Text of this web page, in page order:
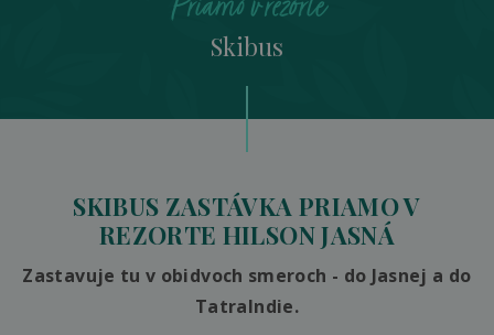
Priamo v rezorte
Skibus
SKIBUS ZASTÁVKA PRIAMO V
REZORTE HILSON JASNÁ
Zastavuje tu v obidvoch smeroch - do Jasnej a do
Tatralndie.